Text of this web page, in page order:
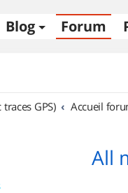
Blog Forum
traces GPS)
Accueil
All